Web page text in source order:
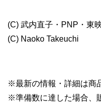
(C) 武内直子・PNP・東
(C) Naoko Takeuchi
※最新の情報・詳細は商
※準備数に達した場合、